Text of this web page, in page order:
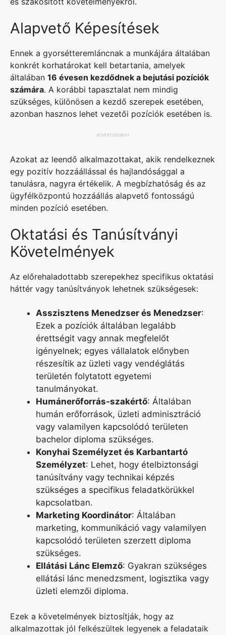
Alapvető Képesítések
Ennek a gyorsétteremláncnak a munkájára általában
konkrét korhatárokat kell betartania, amelyek
általában 16 évesen kezdődnek a bejutási pozíciók
számára. A korábbi tapasztalat nem mindig
szükséges, különösen a kezdő szerepek esetében,
azonban hasznos lehet vezetői pozíciók esetében is.
ADVERTISEMENT
Azokat az leendő alkalmazottakat, akik rendelkeznek
egy pozitív hozzáállással és hajlandósággal a
tanulásra, nagyra értékelik. A megbízhatóság és az
ügyfélközpontú hozzáállás alapvető fontosságú
minden pozíció esetében.
Oktatási és Tanúsítványi
Követelmények
Az előrehaladottabb szerepekhez specifikus oktatási
háttér vagy tanúsítványok lehetnek szükségesek:
Asszisztens Menedzser és Menedzser:
Ezek a pozíciók általában legalább
érettségit vagy annak megfelelőt
igényelnek; egyes vállalatok előnyben
részesítik az üzleti vagy vendéglátás
területén folytatott egyetemi
tanulmányokat.
Humánerőforrás-szakértő: Általában
humán erőforrások, üzleti adminisztráció
vagy valamilyen kapcsolódó területen
bachelor diploma szükséges.
Konyhai Személyzet és Karbantartó
Személyzet: Lehet, hogy ételbiztonsági
tanúsítvány vagy technikai képzés
szükséges a specifikus feladatkörükkel
kapcsolatban.
Marketing Koordinátor: Általában
marketing, kommunikáció vagy valamilyen
kapcsolódó területen szerzett diploma
szükséges.
Ellátási Lánc Elemző: Gyakran szükséges
ellátási lánc menedzsment, logisztika vagy
üzleti elemzői diploma.
Ezek a követelmények biztosítják, hogy az
alkalmazottak jól felkészültek legyenek a feladataik